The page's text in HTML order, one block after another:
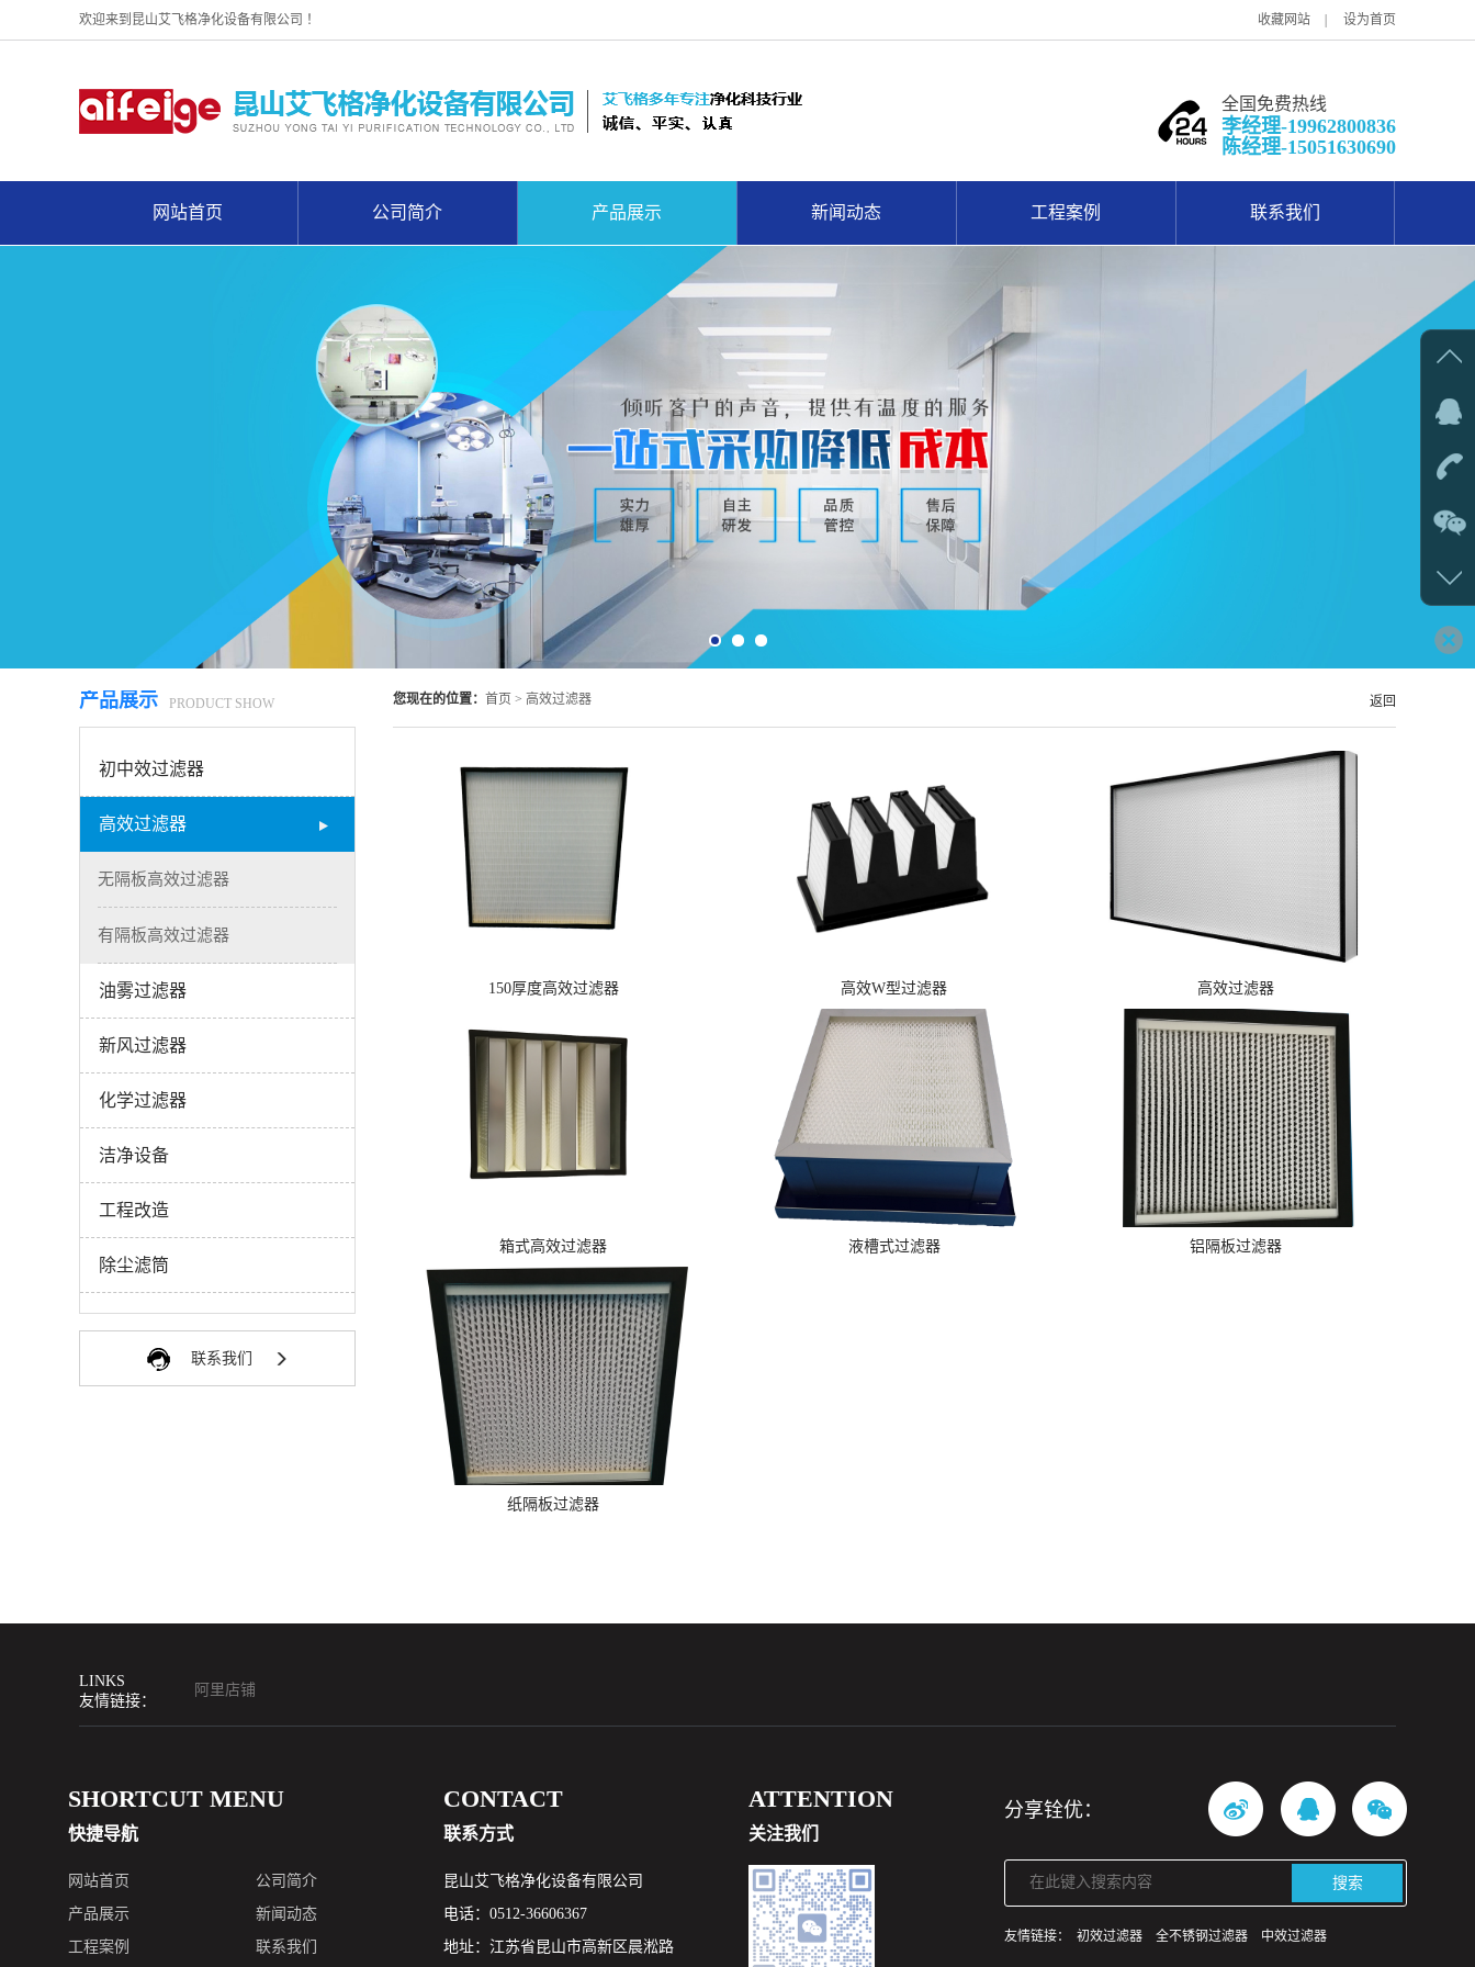
欢迎来到昆山艾飞格净化设备有限公司 ！ 收藏网站 设为首页
全国免费热线
李经理-19962800836
陈经理-15051630690
网站首页 公司简介 产品展示 新闻动态 工程案例 联系我们
产品展示 PRODUCT SHOW
初中效过滤器
高效过滤器
无隔板高效过滤器
有隔板高效过滤器
油雾过滤器
新风过滤器
化学过滤器
洁净设备
工程改造
除尘滤筒
联系我们
您现在的位置： 首页 > 高效过滤器 返回
150厚度高效过滤器
查看详情 >>
高效W型过滤器
查看详情
高效过滤器
查看详情
箱式高效过滤器
查看详情 >>
液槽式过滤器
查看详情 >>
铝隔板过滤器
查看详情 >>
纸隔板过滤器
LINKS
友情链接：
阿里店铺
SHORTCUT MENU
快捷导航
网站首页
公司简介
产品展示
新闻动态
工程案例
联系我们
CONTACT
联系方式
昆山艾飞格净化设备有限公司
电话：0512-36606367
地址：江苏省昆山市高新区晨淞路
ATTENTION
关注我们
分享铨优：
搜索
友情链接： 初效过滤器 全不锈钢过滤器 中效过滤器